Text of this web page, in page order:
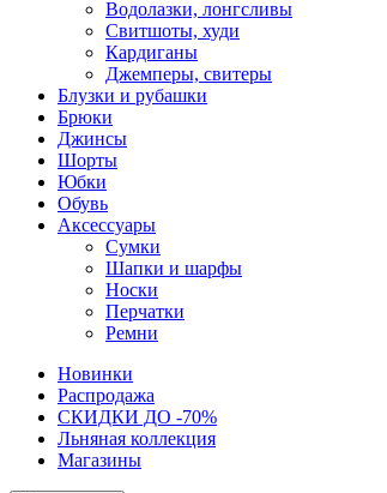
Водолазки, лонгсливы
Свитшоты, худи
Кардиганы
Джемперы, свитеры
Блузки и рубашки
Брюки
Джинсы
Шорты
Юбки
Обувь
Аксессуары
Сумки
Шапки и шарфы
Носки
Перчатки
Ремни
Новинки
Распродажа
СКИДКИ ДО -70%
Льняная коллекция
Магазины